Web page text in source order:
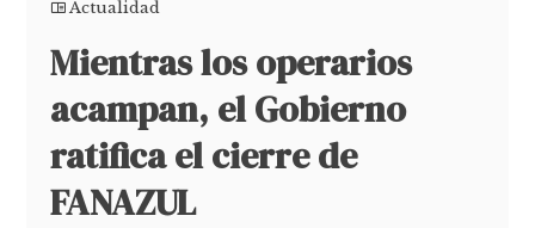
Actualidad
Mientras los operarios
acampan, el Gobierno
ratifica el cierre de
FANAZUL